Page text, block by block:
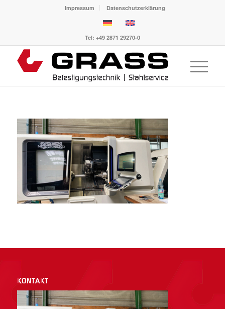
Impressum Datenschutzerklärung
Tel: +49 2871 29270-0
KONTAKT